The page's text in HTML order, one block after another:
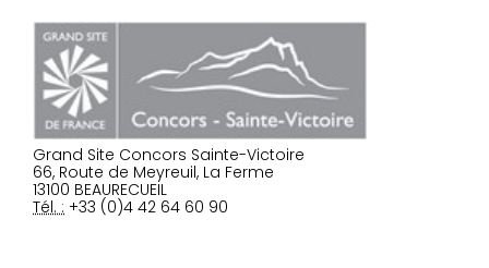
Grand Site Concors Sainte-Victoire
66, Route de Meyreuil, La Ferme
13100 BEAURECUEIL
Tél. : +33 (0)4 42 64 60 90